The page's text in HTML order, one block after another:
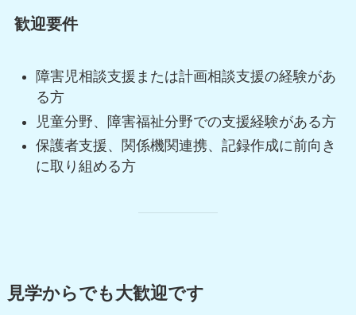
歓迎要件
障害児相談支援または計画相談支援の経験があ
る方
児童分野、障害福祉分野での支援経験がある方
保護者支援、関係機関連携、記録作成に前向き
に取り組める方
見学からでも大歓迎です